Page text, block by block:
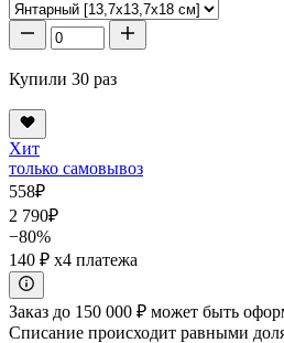
Купили 30 раз
Хит
только самовывоз
558₽
2 790₽
−80%
140 ₽ x4 платежа
Заказ до 150 000 ₽ может быть
Списание происходит равными